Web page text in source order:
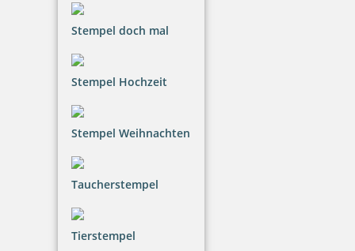
Stempel doch mal
Stempel Hochzeit
Stempel Weihnachten
Taucherstempel
Tierstempel
trodat edy FIX - Motivstempel Außergewöhnlich - Printy 4922